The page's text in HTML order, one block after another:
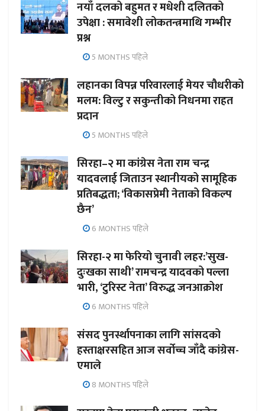
नयाँ दलको बहुमत र मधेशी दलितको
उपेक्षा : समावेशी लोकतन्त्रमाथि गम्भीर
प्रश्न
5 MONTHS पहिले
लहानका विपन्न परिवारलाई मेयर चौधरीको
मलम: विल्टु र सकुन्तीको निधनमा राहत
प्रदान
5 MONTHS पहिले
सिरहा–२ मा कांग्रेस नेता राम चन्द्र
यादवलाई जिताउन स्थानीयको सामूहिक
प्रतिबद्धता; ‘विकासप्रेमी नेताको विकल्प
छैन’
6 MONTHS पहिले
सिरहा-२ मा फेरियो चुनावी लहर:’सुख-
दुःखका साथी’ रामचन्द्र यादवको पल्ला
भारी, ‘टुरिस्ट नेता’ विरुद्ध जनआक्रोश
6 MONTHS पहिले
संसद पुनर्स्थापनाका लागि सांसदको
हस्ताक्षरसहित आज सर्वोच्च जाँदै कांग्रेस-
एमाले
8 MONTHS पहिले